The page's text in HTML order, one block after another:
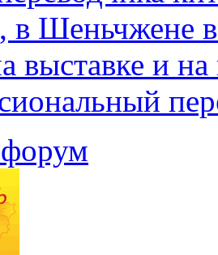
в Шеньчжене
выставке и